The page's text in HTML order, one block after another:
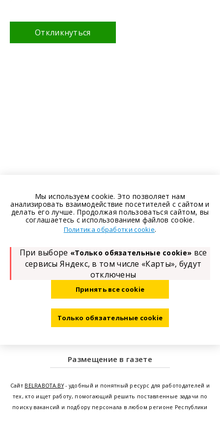
Откликнуться
Размещение в газете
Сайт BELRABOTA.BY- удобный и понятный ресурс для работодателей и
тех, кто ищет работу, помогающий решить поставленные задачи по
поиску вакансий и подбору персонала в любом регионе Республики
Мы используем cookie. Это позволяет нам
анализировать взаимодействие посетителей с сайтом и
делать его лучше. Продолжая пользоваться сайтом, вы
соглашаетесь с использованием файлов cookie.
Политика обработки cookie.
При выборе «Только обязательные cookie» все
сервисы Яндекс, в том числе «Карты», будут
отключены
Принять все cookie
Только обязательные cookie